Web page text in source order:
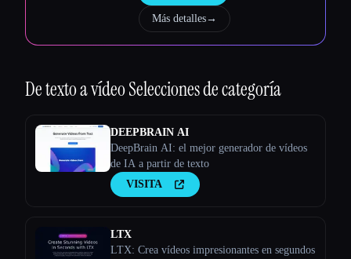
Más detalles→
De texto a vídeoSelecciones de categoría
DEEPBRAIN AI
DeepBrain AI: el mejor generador de vídeos
de IA a partir de texto
VISITA
LTX
LTX: Crea vídeos impresionantes en segundos